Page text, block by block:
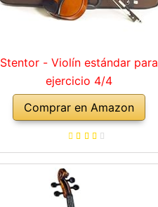
Stentor - Violín estándar para
ejercicio 4/4
Comprar en Amazon